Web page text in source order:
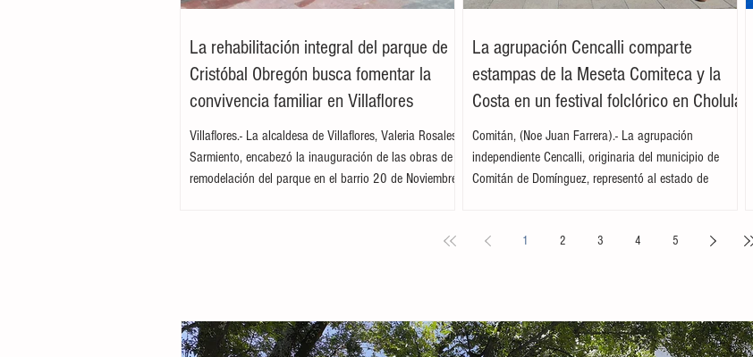
La rehabilitación integral del parque de
Cristóbal Obregón busca fomentar la
convivencia familiar en Villaflores
Villaflores.- La alcaldesa de Villaflores, Valeria Rosales
Sarmiento, encabezó la inauguración de las obras de
remodelación del parque en el barrio 20 de Noviembre,
Sarmiento Tovilla, así como por autoridades locales y
recreaci
La agrupación Cencalli comparte
estampas de la Meseta Comiteca y la
Costa en un festival folclórico en Cholula
Comitán, (Noe Juan Farrera).- La agrupación
independiente Cencalli, originaria del municipio de
Comitán de Domínguez, representó al estado de
Puebla. La compañía de danza, integrada por personas
encuentro que reunió a m
1 2 3 4 5